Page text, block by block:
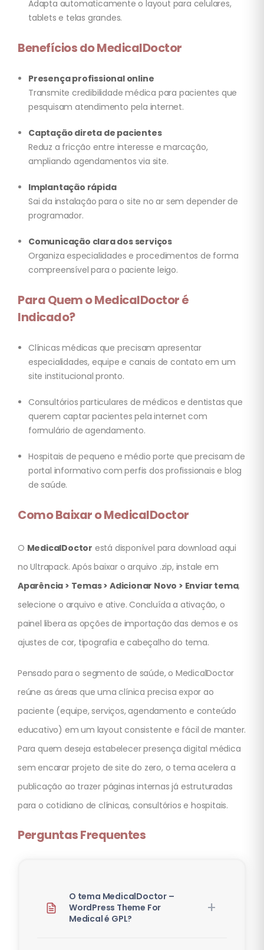
Adapta automaticamente o layout para celulares,
tablets e telas grandes.
Benefícios do MedicalDoctor
Presença profissional online
Transmite credibilidade médica para pacientes que
pesquisam atendimento pela internet.
Captação direta de pacientes
Reduz a fricção entre interesse e marcação,
ampliando agendamentos via site.
Implantação rápida
Sai da instalação para o site no ar sem depender de
programador.
Comunicação clara dos serviços
Organiza especialidades e procedimentos de forma
compreensível para o paciente leigo.
Para Quem o MedicalDoctor é
Indicado?
Clínicas médicas que precisam apresentar
especialidades, equipe e canais de contato em um
site institucional pronto.
Consultórios particulares de médicos e dentistas que
querem captar pacientes pela internet com
formulário de agendamento.
Hospitais de pequeno e médio porte que precisam de
portal informativo com perfis dos profissionais e blog
de saúde.
Como Baixar o MedicalDoctor
O MedicalDoctor está disponível para download aqui
no Ultrapack. Após baixar o arquivo .zip, instale em
Aparência > Temas > Adicionar Novo > Enviar tema,
selecione o arquivo e ative. Concluída a ativação, o
painel libera as opções de importação das demos e os
ajustes de cor, tipografia e cabeçalho do tema.
Pensado para o segmento de saúde, o MedicalDoctor
reúne as áreas que uma clínica precisa expor ao
paciente (equipe, serviços, agendamento e conteúdo
educativo) em um layout consistente e fácil de manter.
Para quem deseja estabelecer presença digital médica
sem encarar projeto de site do zero, o tema acelera a
publicação ao trazer páginas internas já estruturadas
para o cotidiano de clínicas, consultórios e hospitais.
Perguntas Frequentes
O tema MedicalDoctor –
WordPress Theme For
Medical é GPL?